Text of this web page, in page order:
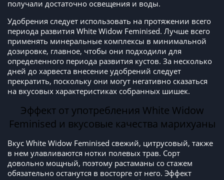
получали достаточно освещения и воды.
Удобрения следует использовать на протяжении всего
периода развития White Widow Feminised. Лучше всего
применять минеральные комплексы в минимальной
дозировке, главное, чтобы они подходили для
определенного периода развития кустов. За несколько
дней до харвеста внесение удобрений следует
прекратить, поскольку они могут негативно сказаться
на вкусовых характеристиках собранных шишек.
Эффект от употребления White Widow
Feminised и вкусовые качества марихуаны
Вкус White Widow Feminised свежий, цитрусовый, также
в нем улавливаются нотки полевых трав. Сорт
довольно мощный, поэтому растаманы со стажем
обязательно останутся в восторге от него. Эффект